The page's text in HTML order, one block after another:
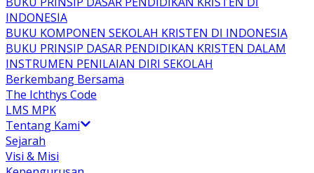
INDONESIA
BUKU KOMPONEN SEKOLAH KRISTEN DI INDONESIA
BUKU PRINSIP DASAR PENDIDIKAN KRISTEN DALAM
INSTRUMEN PENILAIAN DIRI SEKOLAH
Berkembang Bersama
The Ichthys Code
LMS MPK
Tentang Kami
Sejarah
Visi & Misi